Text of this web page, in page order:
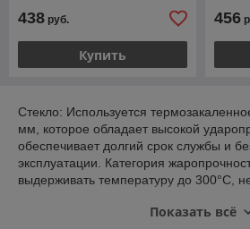
438 руб.
Купить
456
Стекло: Используется
мм, которое обладает высокой
обеспечивает долгий срок службы и
эксплуатации. Категория
выдерживать температуру до 300°C,
алмазным шлифовальнымПоказать всё